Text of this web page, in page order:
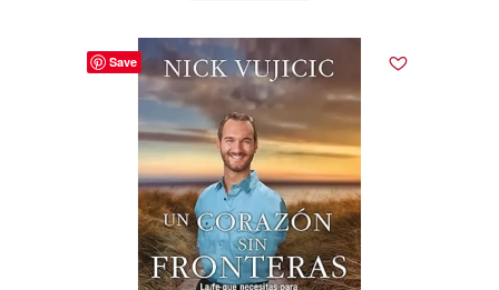
Save